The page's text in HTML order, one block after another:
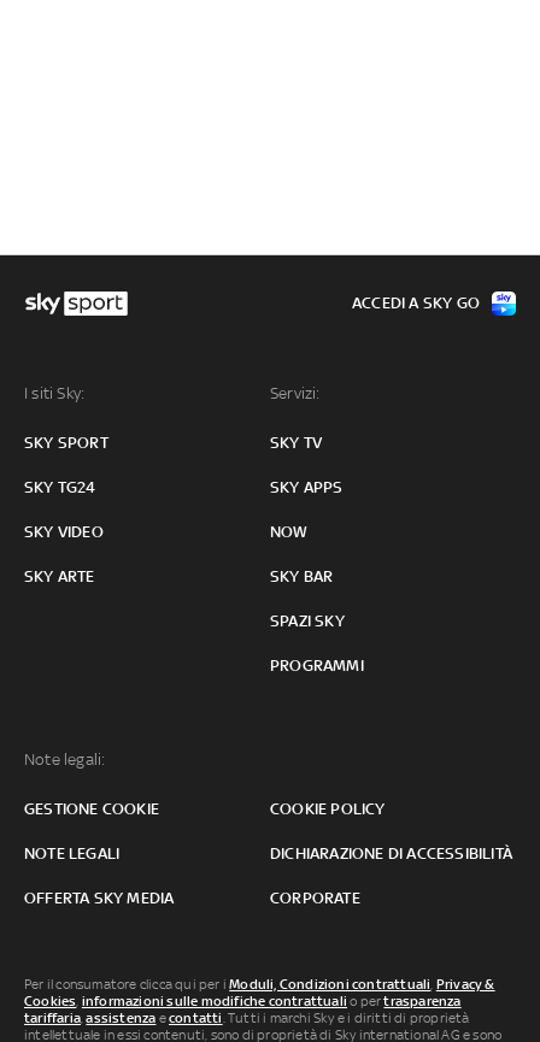
I siti Sky:
SKY SPORT
SKY TG24
SKY VIDEO
SKY ARTE
Servizi:
SKY TV
SKY APPS
NOW
SKY BAR
SPAZI SKY
PROGRAMMI
Note legali:
GESTIONE COOKIE COOKIE POLICY
NOTE LEGALI DICHIARAZIONE DI ACCESSIBILITÀ
OFFERTA SKY MEDIA CORPORATE
ACCEDI A SKY GO
Per il consumatore clicca qui per iModuli, Condizioni contrattuali Privacy &
Cookies informazioni sulle modifiche contrattuali o pertrasparenza
tariffaria ,assistenza econtatti . Tutti i marchi Sky e i diritti di proprietà
intellettuale in essi contenuti, sono di proprietà di Sky international AG e sono